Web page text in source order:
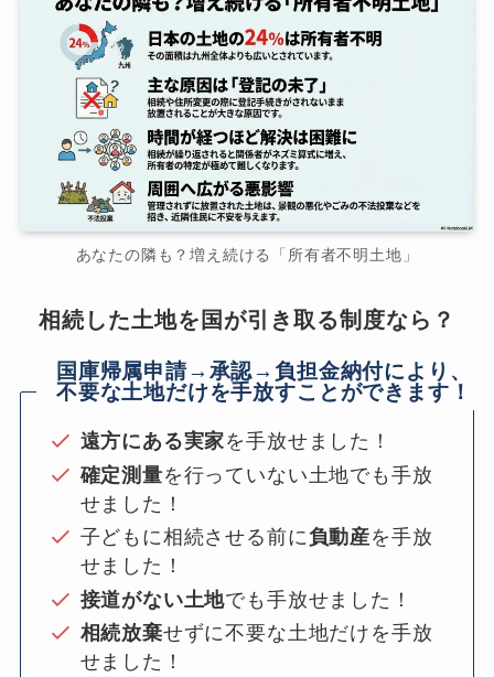
あなたの隣も？増え続ける「所有者不明土地」
相続した土地を国が引き取る制度なら？
国庫帰属申請→承認→負担金納付により、
不要な土地だけを手放すことができます！
遠方にある実家を手放せました！
確定測量を行っていない土地でも手放
せました！
子どもに相続させる前に負動産を手放
せました！
接道がない土地でも手放せました！
相続放棄せずに不要な土地だけを手放
せました！